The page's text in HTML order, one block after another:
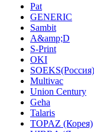
Pat
GENERIC
Sambit
A&amp;D
S-Print
OKI
SOEKS(Россия)
Multivac
Union Century
Geha
Talaris
TOPAZ (Корея)